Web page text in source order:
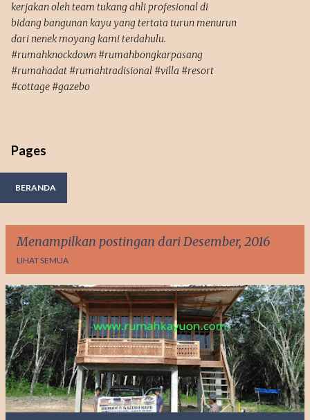
kerjakan oleh team tukang ahli profesional di
bidang bangunan kayu yang tertata turun menurun
dari nenek moyang kami terdahulu.
#rumahknockdown #rumahbongkarpasang
#rumahadat #rumahtradisional #villa #resort
#cottage #gazebo
Pages
BERANDA
Menampilkan postingan dari Desember, 2016
LIHAT SEMUA
P
o
s
t
n